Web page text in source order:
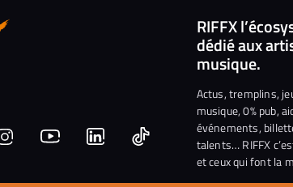
Nous
Nous
rejoindre
Nous Nous
rejoindre
RIFFX
dédié aux
musique.
Actus, tremplins,
musique, 0% pub,
événements,
talents… RIFFX
et ceux qui font la